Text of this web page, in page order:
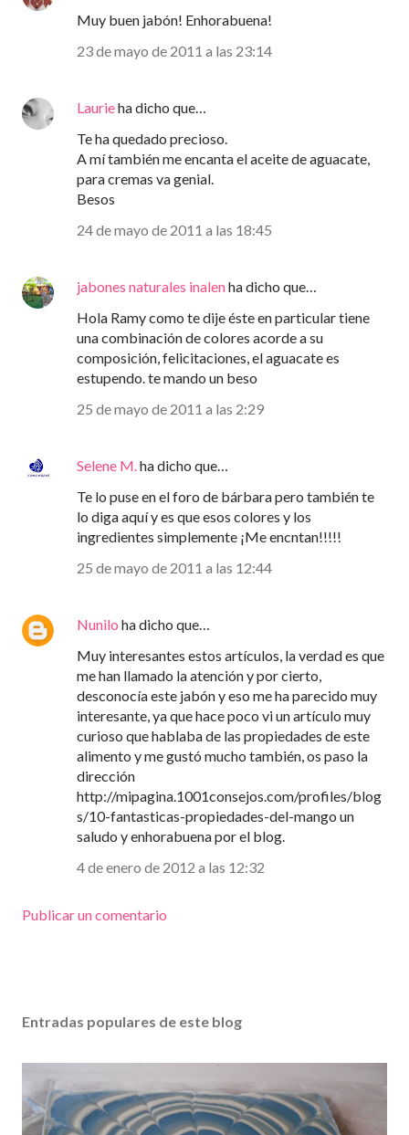
Muy buen jabón! Enhorabuena!
23 de mayo de 2011 a las 23:14
Laurieha dicho que…
Te ha quedado precioso.
A mí también me encanta el aceite de aguacate,
para cremas va genial.
Besos
24 de mayo de 2011 a las 18:45
jabones naturales inalenha dicho que…
Hola Ramy como te dije éste en particular tiene
una combinación de colores acorde a su
composición, felicitaciones, el aguacate es
estupendo. te mando un beso
25 de mayo de 2011 a las 2:29
Selene M.ha dicho que…
Te lo puse en el foro de bárbara pero también te
lo diga aquí y es que esos colores y los
ingredientes simplemente ¡Me encntan!!!!!
25 de mayo de 2011 a las 12:44
Nunilo ha dicho que…
Muy interesantes estos artículos, la verdad es que
me han llamado la atención y por cierto,
desconocía este jabón y eso me ha parecido muy
interesante, ya que hace poco vi un artículo muy
curioso que hablaba de las propiedades de este
alimento y me gustó mucho también, os paso la
dirección
http://mipagina.1001consejos.com/profiles/blog
s/10-fantasticas-propiedades-del-mango un
saludo y enhorabuena por el blog.
4 de enero de 2012 a las 12:32
Publicar un comentario
Entradas populares de este blog